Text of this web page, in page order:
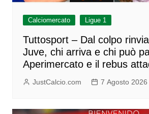
Calciomercato Ligue 1
Tuttosport – Dal colpo
Juve, chi arriva e chi può
Aperimercato e il rebus
JustCalcio.com 7 Agosto 2026